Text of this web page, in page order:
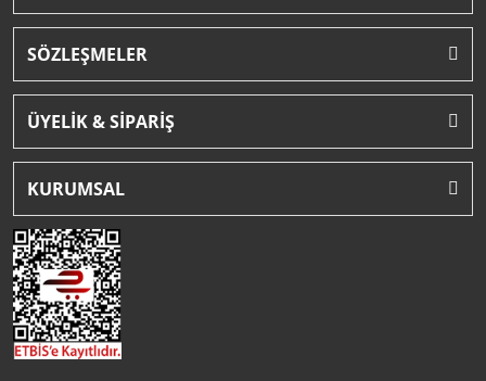
SÖZLEŞMELER
ÜYELİK & SİPARİŞ
KURUMSAL